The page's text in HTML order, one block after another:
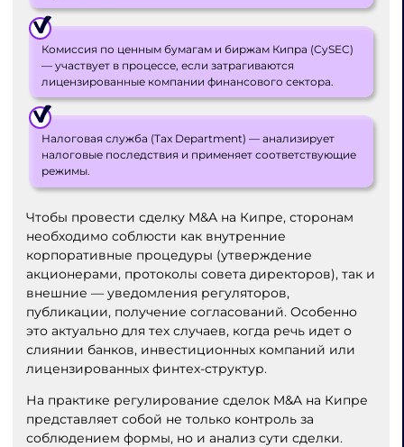
Комиссия по ценным бумагам и биржам Кипра (CySEC)
— участвует в процессе, если затрагиваются
лицензированные компании финансового сектора.
Налоговая служба (Tax Department) — анализирует
налоговые последствия и применяет соответствующие
режимы.
Чтобы провести сделку M&A на Кипре, сторонам
необходимо соблюсти как внутренние
корпоративные процедуры (утверждение
акционерами, протоколы совета директоров), так и
внешние — уведомления регуляторов,
публикации, получение согласований. Особенно
это актуально для тех случаев, когда речь идет о
слиянии банков, инвестиционных компаний или
лицензированных финтех-структур.
На практике регулирование сделок M&A на Кипре
представляет собой не только контроль за
соблюдением формы, но и анализ сути сделки.